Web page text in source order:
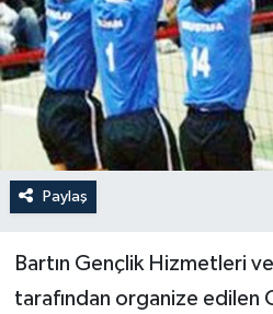
Paylaş
Bartın Gençlik Hizmetleri
tarafından organize edilen
Spor
Tarım
Turizm
Yaşam
DÜNYA